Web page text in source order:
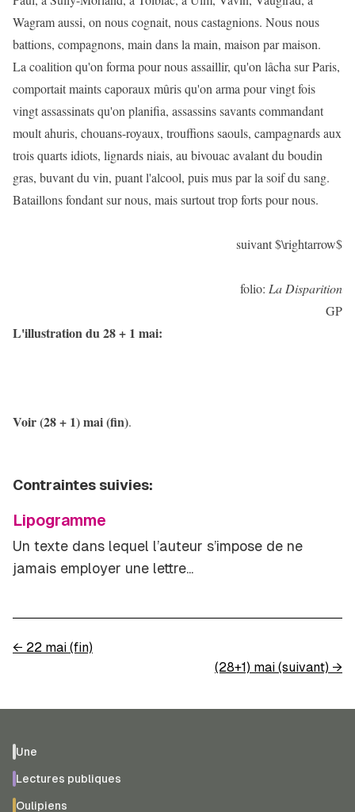
Wagram aussi, on nous cognait, nous castagnions. Nous nous
battions, compagnons, main dans la main, maison par maison.
La coalition qu'on forma pour nous assaillir, qu'on lâcha sur Paris,
comportait maints caporaux mûris qu'on arma pour vingt fois
vingt assassinats qu'on planifia, assassins savants commandant
moult ahuris, chouans-royaux, trouffions saouls, campagnards aux
trois quarts idiots, lignards niais, au bivouac avalant du boudin
gras, buvant du vin, puant l'alcool, puis mus par la soif du sang.
Bataillons fondant sur nous, mais surtout trop forts pour nous.
suivant $\rightarrow$
folio: La Disparition
GP
L'illustration du 28 + 1 mai:
Voir (28 + 1) mai (fin).
Contraintes suivies:
Lipogramme
Un texte dans lequel l’auteur s’impose de ne
jamais employer une lettre...
← 22 mai (fin)
(28+1) mai (suivant) →
Une
Lectures publiques
Oulipiens